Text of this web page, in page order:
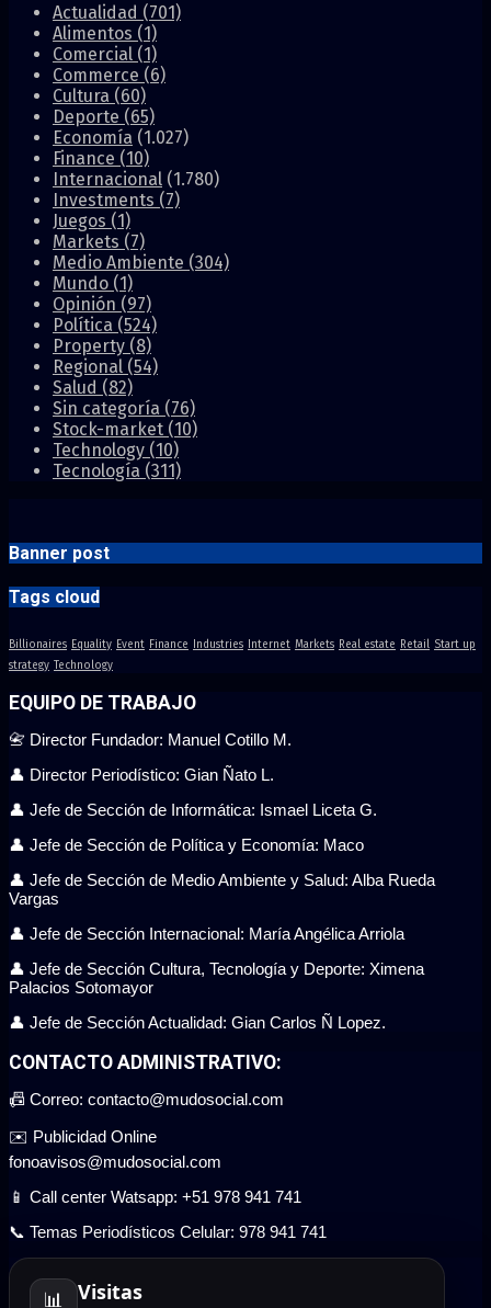
Actualidad (701)
Alimentos (1)
Comercial (1)
Commerce (6)
Cultura (60)
Deporte (65)
Economía (1.027)
Finance (10)
Internacional (1.780)
Investments (7)
Juegos (1)
Markets (7)
Medio Ambiente (304)
Mundo (1)
Opinión (97)
Política (524)
Property (8)
Regional (54)
Salud (82)
Sin categoría (76)
Stock-market (10)
Technology (10)
Tecnología (311)
Banner post
Tags cloud
Billionaires Equality Event Finance Industries Internet Markets Real estate Retail Start up
strategy Technology
EQUIPO DE TRABAJO
📇 Director Fundador: Manuel Cotillo M.
👤 Director Periodístico: Gian Ñato L.
👤 Jefe de Sección de Informática: Ismael Liceta G.
👤 Jefe de Sección de Política y Economía: Maco
👤 Jefe de Sección de Medio Ambiente y Salud: Alba Rueda
Vargas
👤 Jefe de Sección Internacional: María Angélica Arriola
👤 Jefe de Sección Cultura, Tecnología y Deporte: Ximena
Palacios Sotomayor
👤 Jefe de Sección Actualidad: Gian Carlos Ñ Lopez.
CONTACTO ADMINISTRATIVO:
📠 Correo: contacto@mudosocial.com
✉️ Publicidad Online
fonoavisos@mudosocial.com
📱 Call center Watsapp: +51 978 941 741
📞 Temas Periodísticos Celular: 978 941 741
📊 Visitas